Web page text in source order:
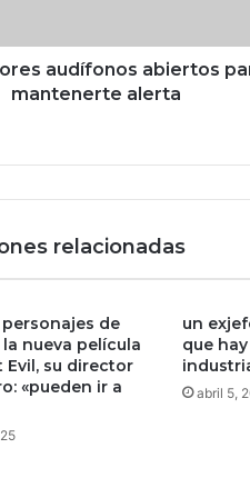
audífonos abiertos
mantenerte alerta
relacionadas
de
nueva película
Evil, su director
«pueden ir a
un
que
abril 5,